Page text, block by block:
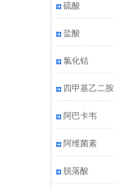
硫酸
盐酸
氯化钴
四甲基乙二胺
阿巴卡韦
阿维菌素
脱落酸